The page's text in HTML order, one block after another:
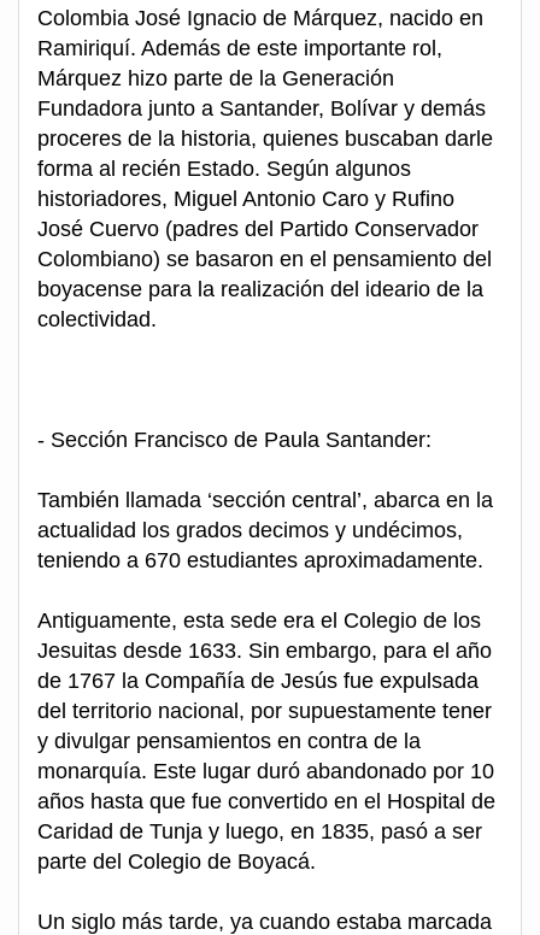
Colombia José Ignacio de Márquez, nacido en
Ramiriquí. Además de este importante rol,
Márquez hizo parte de la Generación
Fundadora junto a Santander, Bolívar y demás
proceres de la historia, quienes buscaban darle
forma al recién Estado. Según algunos
historiadores, Miguel Antonio Caro y Rufino
José Cuervo (padres del Partido Conservador
Colombiano) se basaron en el pensamiento del
boyacense para la realización del ideario de la
colectividad.
- Sección Francisco de Paula Santander:
También llamada ‘sección central’, abarca en la
actualidad los grados decimos y undécimos,
teniendo a 670 estudiantes aproximadamente.
Antiguamente, esta sede era el Colegio de los
Jesuitas desde 1633. Sin embargo, para el año
de 1767 la Compañía de Jesús fue expulsada
del territorio nacional, por supuestamente tener
y divulgar pensamientos en contra de la
monarquía. Este lugar duró abandonado por 10
años hasta que fue convertido en el Hospital de
Caridad de Tunja y luego, en 1835, pasó a ser
parte del Colegio de Boyacá.
Un siglo más tarde, ya cuando estaba marcada